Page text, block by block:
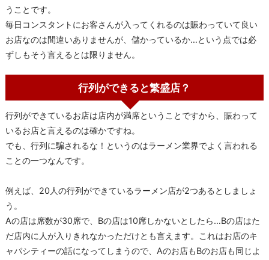
うことです。
毎日コンスタントにお客さんが入ってくれるのは賑わっていて良い
お店なのは間違いありませんが、儲かっているか…という点では必
ずしもそう言えるとは限りません。
行列ができると繁盛店？
行列ができているお店は店内が満席ということですから、賑わって
いるお店と言えるのは確かですね。
でも、行列に騙されるな！というのはラーメン業界でよく言われる
ことの一つなんです。
例えば、20人の行列ができているラーメン店が2つあるとしましょ
う。
Aの店は席数が30席で、Bの店は10席しかないとしたら…Bの店はた
だ店内に人が入りきれなかっただけとも言えます。これはお店のキ
ャパシティーの話になってしまうので、Aのお店もBのお店も同じよ